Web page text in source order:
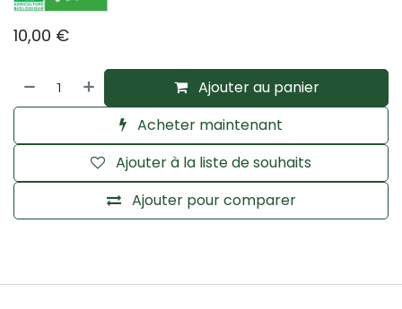
10,00 €
Ajouter au panier
Acheter maintenant
Ajouter pour comparer
Ajouter à la liste de souhaits